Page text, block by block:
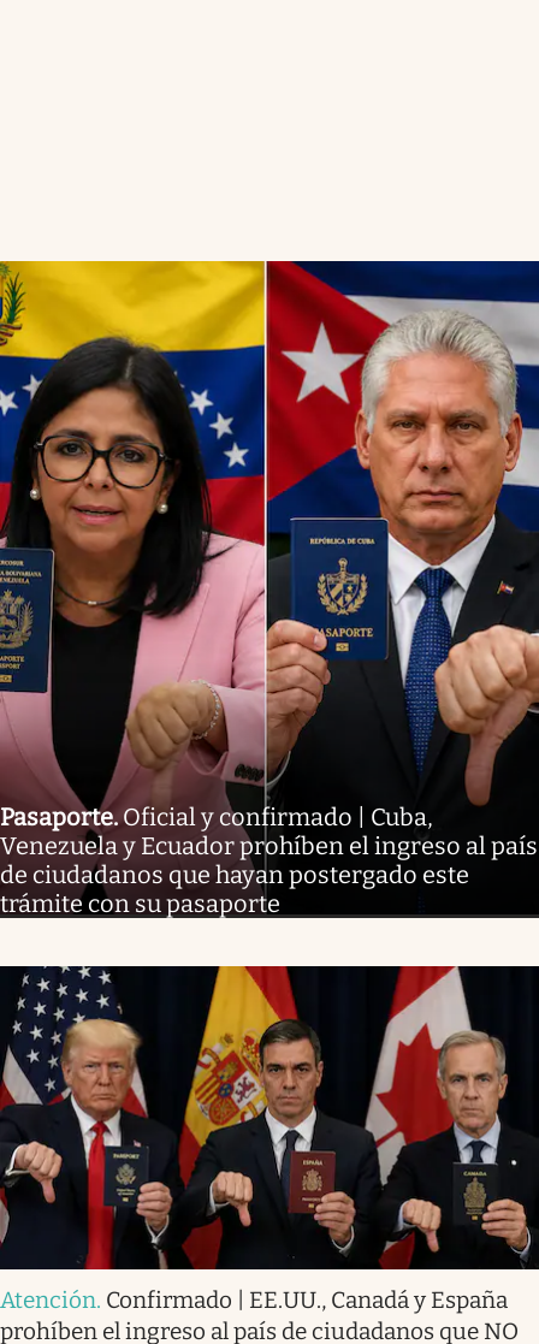
Pasaporte.Oficial y confirmado | Cuba,
Venezuela y Ecuador prohíben el ingreso al país
de ciudadanos que hayan postergado este
trámite con su pasaporte
Atención. Confirmado | EE.UU., Canadá y España
prohíben el ingreso al país de ciudadanos que NO